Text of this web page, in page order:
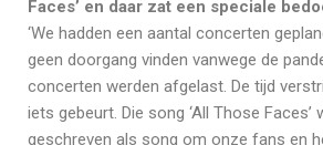
Faces’ en daar zat een speciale
‘We hadden een aantal concerten
geen doorgang vinden vanwege de
concerten werden afgelast. De tijd
iets gebeurt. Die song ‘All Those Faces’
geschreven als song om onze fans en